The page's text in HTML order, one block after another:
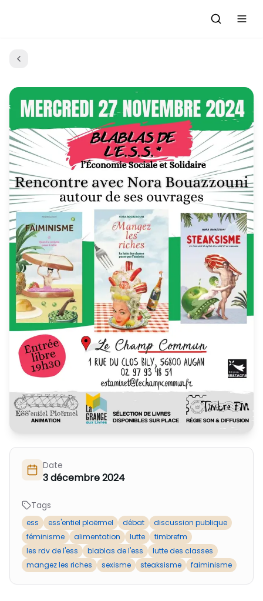
Actualités
Evénements à venir
Grille des Programmes
C'était quoi ce morceau?
L'Association
L'équipe et les bénévoles
Nous rejoindre : Participer
Les Ateliers Radio
Les créations des Ateliers
Nos prestations
Nous Soutenir / Adhérer
J'adhère
Je fais un don
Exprime ton soutien
Nous Contacter
La newsletter
Date
3 décembre 2024
Tags
ess ess'entiel ploërmel débat
discussion publique
féminisme
alimentation lutte
timbrefm
les rdv de l'ess
blablas de l'ess
lutte des classes
mangez les riches
sexisme steaksisme faiminisme